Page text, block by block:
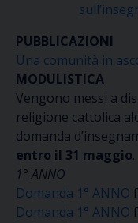
PUBBLICAZIONI
Una comunità in
MODULISTICA
Vengono messi a
religione cattolica
domanda
entro il 31 maggio.
1° ANNO
Domanda 1° ANNO
Domanda 1° ANNO